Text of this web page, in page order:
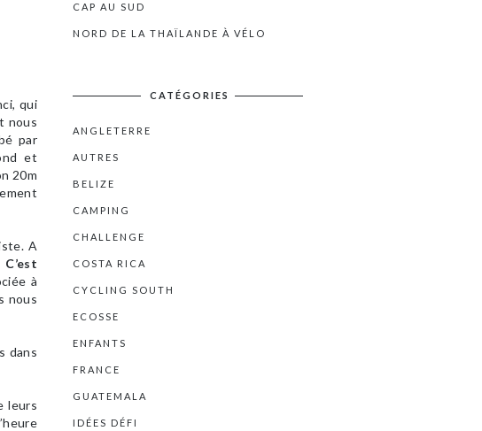
qui
nous
par
et
20m
A
C’est
à
nous
dans
leurs
CAP AU SUD
NORD DE LA THAÏLANDE À VÉLO
CATÉGORIES
ANGLETERRE
AUTRES
BELIZE
CAMPING
CHALLENGE
COSTA RICA
CYCLING SOUTH
ECOSSE
ENFANTS
FRANCE
GUATEMALA
IDÉES DÉFI